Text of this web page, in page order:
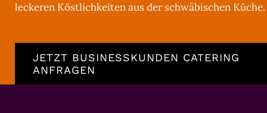
leckeren Köstlichkeiten aus der schwäbischen Küche.
JETZT BUSINESSKUNDEN CATERING
ANFRAGEN